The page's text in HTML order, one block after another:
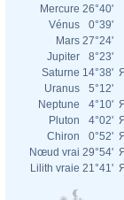
Mercure 26°40'
Vénus
0°39'
Mars 27°24'
Jupiter
8°23'
Saturne 14°38' Я
Uranus
5°12'
Neptune
4°10' Я
Pluton
4°02' Я
Chiron
0°52' Я
Nœud vrai 29°54' Я
Lilith vraie 21°41' Я